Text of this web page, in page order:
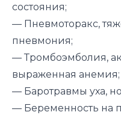
состояния;
— Пневмоторакс,
пневмония;
— Тромбоэмболия,
выраженная анемия;
— Баротравмы уха,
— Беременность на